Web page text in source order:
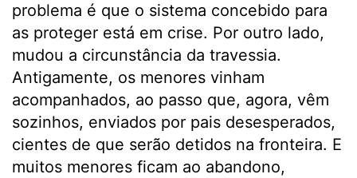
problema é que o sistema concebido para
as proteger está em crise. Por outro lado,
mudou a circunstância da travessia.
Antigamente, os menores vinham
acompanhados, ao passo que, agora, vêm
sozinhos, enviados por pais desesperados,
cientes de que serão detidos na fronteira. E
muitos menores ficam ao abandono,